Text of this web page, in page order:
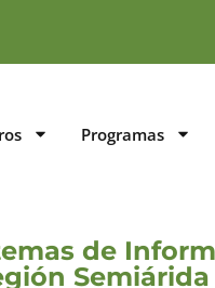
Programas
de